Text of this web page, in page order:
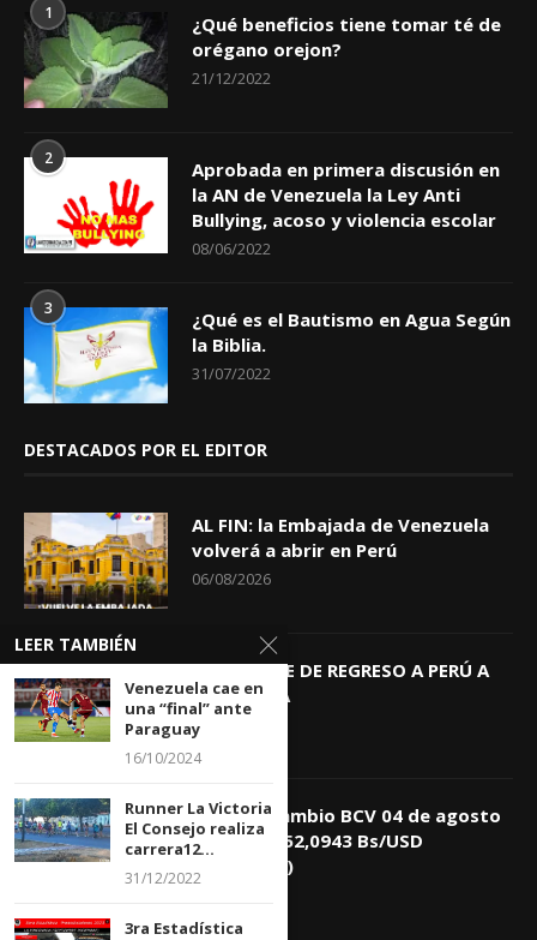
1
¿Qué beneficios tiene tomar té de
orégano orejon?
21/12/2022
2
Aprobada en primera discusión en
la AN de Venezuela la Ley Anti
Bullying, acoso y violencia escolar
08/06/2022
3
¿Qué es el Bautismo en Agua Según
la Biblia.
31/07/2022
DESTACADOS POR EL EDITOR
AL FIN: la Embajada de Venezuela
volverá a abrir en Perú
06/08/2026
KEIKO TRAE DE REGRESO A PERÚ A
GIOVANNA
04/08/2026
Tasa de Cambio BCV 04 de agosto
de 2026: 752,0943 Bs/USD
(+0,4418%)
LEER TAMBIÉN
Venezuela cae en
una “final” ante
Paraguay
16/10/2024
Runner La Victoria
El Consejo realiza
carrera12...
31/12/2022
3ra Estadística